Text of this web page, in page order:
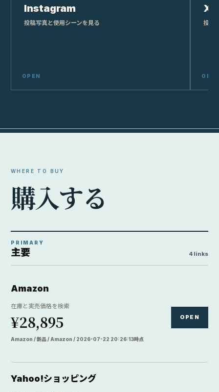
Instagram
投稿写真と使用シーンを見る
X
投稿
WHERE TO BUY
購入する
PRIMARY
主要 4 links
Amazon
在庫と実売価格を検索
¥28,895
Amazon / 新品 / Amazon / 2026-07-22 20:26:13時点
OPEN
Yahoo!ショッピング